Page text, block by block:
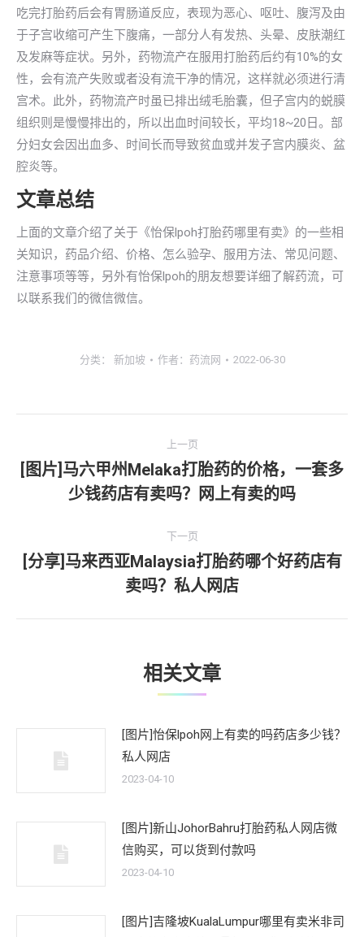
吃完打胎药后会有胃肠道反应，表现为恶心、呕吐、腹泻及由
于子宫收缩可产生下腹痛，一部分人有发热、头晕、皮肤潮红
及发麻等症状。另外，药物流产在服用打胎药后约有10%的女
性，会有流产失败或者没有流干净的情况，这样就必须进行清
宫术。此外，药物流产时虽已排出绒毛胎囊，但子宫内的蜕膜
组织则是慢慢排出的，所以出血时间较长，平均18~20日。部
分妇女会因出血多、时间长而导致贫血或并发子宫内膜炎、盆
腔炎等。
文章总结
上面的文章介绍了关于《怡保lpoh打胎药哪里有卖》的一些相
关知识，药品介绍、价格、怎么验孕、服用方法、常见问题、
注意事项等等，另外有怡保lpoh的朋友想要详细了解药流，可
以联系我们的微信微信。
分类： 新加坡 作者： 药流网 2022-06-30
章
上一页
上
一
[图片]马六甲州Melaka打胎药的价格，一套多
少钱药店有卖吗？网上有卖的吗
下一页
一
文
[分享]马来西亚Malaysia打胎药哪个好药店有
卖吗？私人网店
相关文章
[图片]怡保lpoh网上有卖的吗药店多少钱？
私人网店
2023-04-10
[图片]新山JohorBahru打胎药私人网店微
信购买，可以货到付款吗
2023-04-10
[图片]吉隆坡KualaLumpur哪里有卖米非司